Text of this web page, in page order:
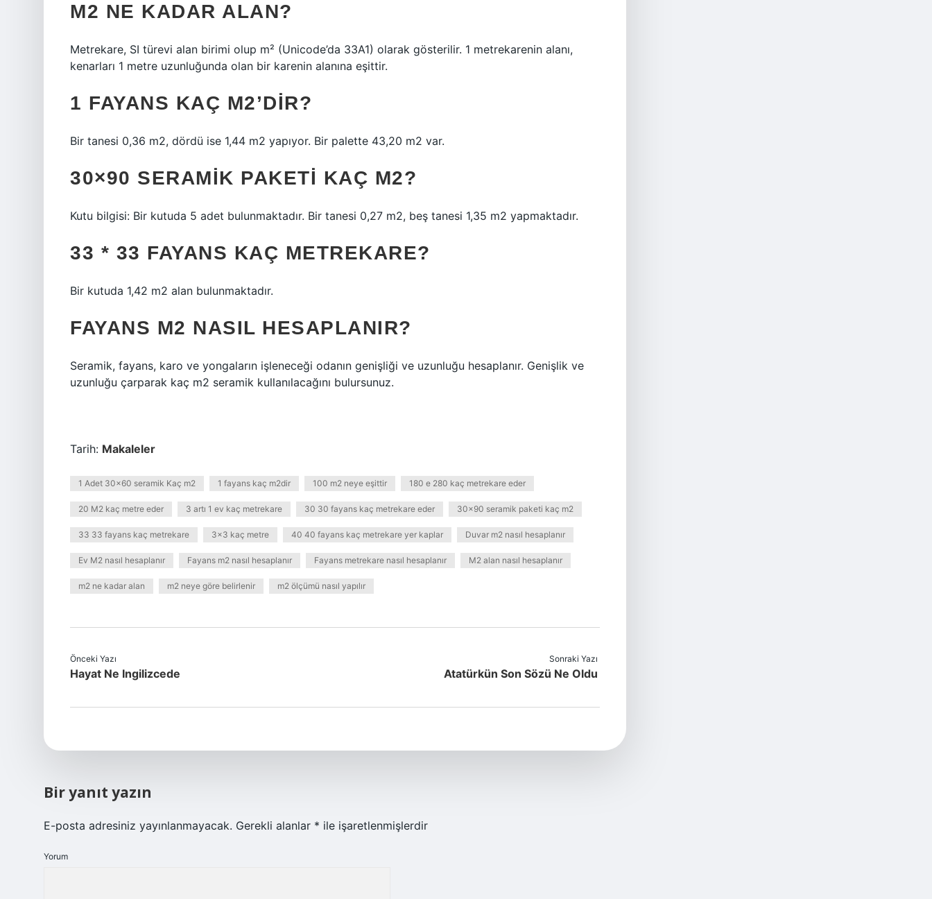
M2 NE KADAR ALAN?
Metrekare, SI türevi alan birimi olup m² (Unicode’da 33A1) olarak gösterilir. 1 metrekarenin alanı,
kenarları 1 metre uzunluğunda olan bir karenin alanına eşittir.
1 FAYANS KAÇ M2’DIR?
Bir tanesi 0,36 m2, dördü ise 1,44 m2 yapıyor. Bir palette 43,20 m2 var.
30×90 SERAMIK PAKETI KAÇ M2?
Kutu bilgisi: Bir kutuda 5 adet bulunmaktadır. Bir tanesi 0,27 m2, beş tanesi 1,35 m2 yapmaktadır.
33 * 33 FAYANS KAÇ METREKARE?
Bir kutuda 1,42 m2 alan bulunmaktadır.
FAYANS M2 NASIL HESAPLANIR?
Seramik, fayans, karo ve yongaların işleneceği odanın genişliği ve uzunluğu hesaplanır. Genişlik ve
uzunluğu çarparak kaç m2 seramik kullanılacağını bulursunuz.
Tarih: Makaleler
1 Adet 30x60 seramik Kaç m2 1 fayans kaç m2dir 100 m2 neye eşittir 180 e 280 kaç metrekare eder
20 M2 kaç metre eder 3 artı 1 ev kaç metrekare 30 30 fayans kaç metrekare eder 30x90 seramik paketi kaç m2
33 33 fayans kaç metrekare 3x3 kaç metre 40 40 fayans kaç metrekare yer kaplar Duvar m2 nasıl hesaplanır
Ev M2 nasıl hesaplanır Fayans m2 nasıl hesaplanır Fayans metrekare nasıl hesaplanır M2 alan nasıl hesaplanır
m2 ne kadar alan m2 neye göre belirlenir m2 ölçümü nasıl yapılır
Önceki Yazı
Hayat Ne Ingilizcede
Sonraki Yazı
Atatürkün Son Sözü Ne Oldu
Bir yanıt yazın
E-posta adresiniz yayınlanmayacak. Gerekli alanlar * ile işaretlenmişlerdir
Yorum